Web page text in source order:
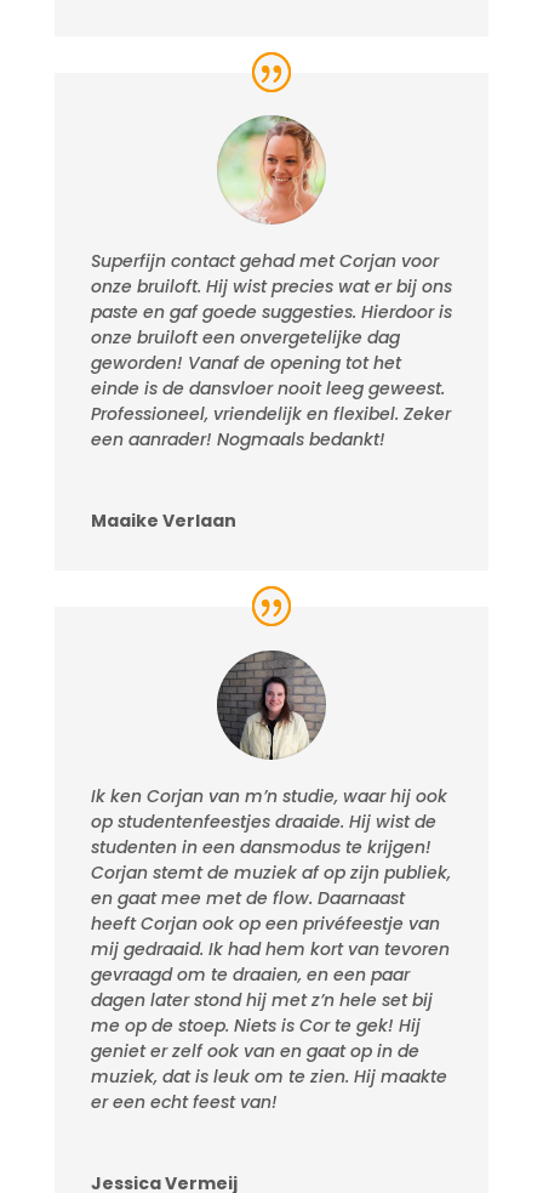
Superfijn contact gehad met Corjan voor
onze bruiloft. Hij wist precies wat er bij ons
paste en gaf goede suggesties. Hierdoor is
onze bruiloft een onvergetelijke dag
geworden! Vanaf de opening tot het
einde is de dansvloer nooit leeg geweest.
Professioneel, vriendelijk en flexibel. Zeker
een aanrader! Nogmaals bedankt!
Maaike Verlaan
Ik ken Corjan van m’n studie, waar hij ook
op studentenfeestjes draaide. Hij wist de
studenten in een dansmodus te krijgen!
Corjan stemt de muziek af op zijn publiek,
en gaat mee met de flow. Daarnaast
heeft Corjan ook op een privéfeestje van
mij gedraaid. Ik had hem kort van tevoren
gevraagd om te draaien, en een paar
dagen later stond hij met z’n hele set bij
me op de stoep. Niets is Cor te gek! Hij
geniet er zelf ook van en gaat op in de
muziek, dat is leuk om te zien. Hij maakte
er een echt feest van!
Jessica Vermeij